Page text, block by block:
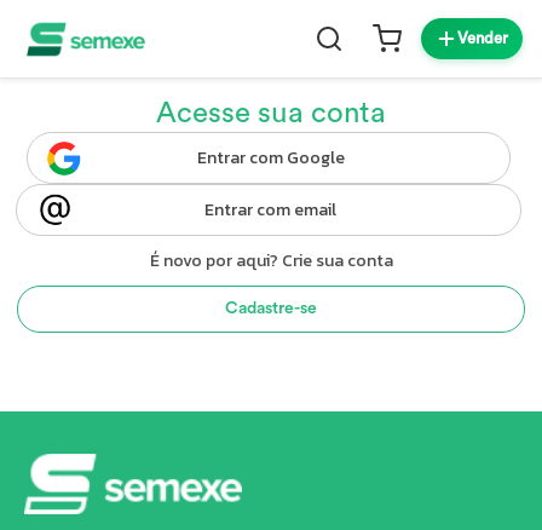
Vender
Acesse sua conta
Entrar com Google
Entrar com email
É novo por aqui? Crie sua conta
Cadastre-se